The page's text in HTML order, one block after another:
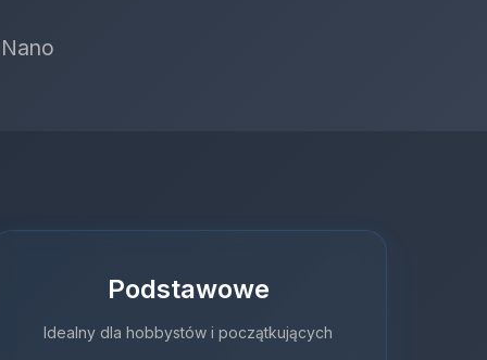
Podstawowe
Idealny dla hobbystów i początkujących